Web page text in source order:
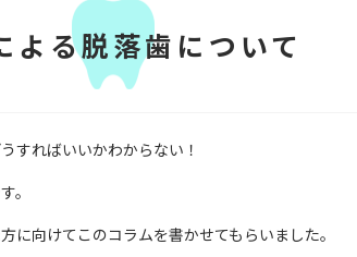
よる脱落歯について
すればいいかわからない！
。
に向けてこのコラムを書かせてもらいました。